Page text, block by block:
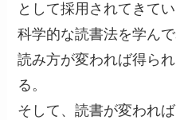
として採用されてきて
科学的な読書法を学ん
読み方が変われば得ら
る。
そして、読書が変われ